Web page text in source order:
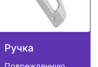
Ручка